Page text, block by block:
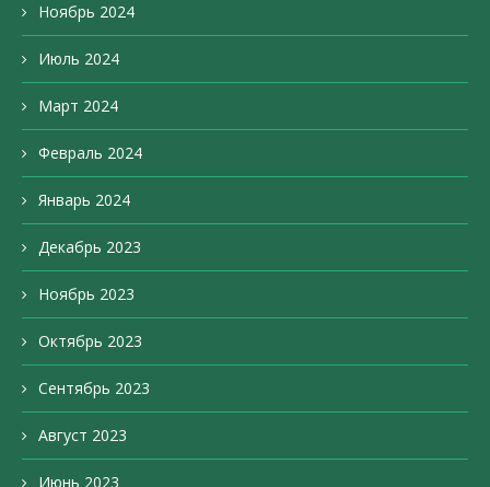
Ноябрь 2024
Июль 2024
Март 2024
Февраль 2024
Январь 2024
Декабрь 2023
Ноябрь 2023
Октябрь 2023
Сентябрь 2023
Август 2023
Июнь 2023